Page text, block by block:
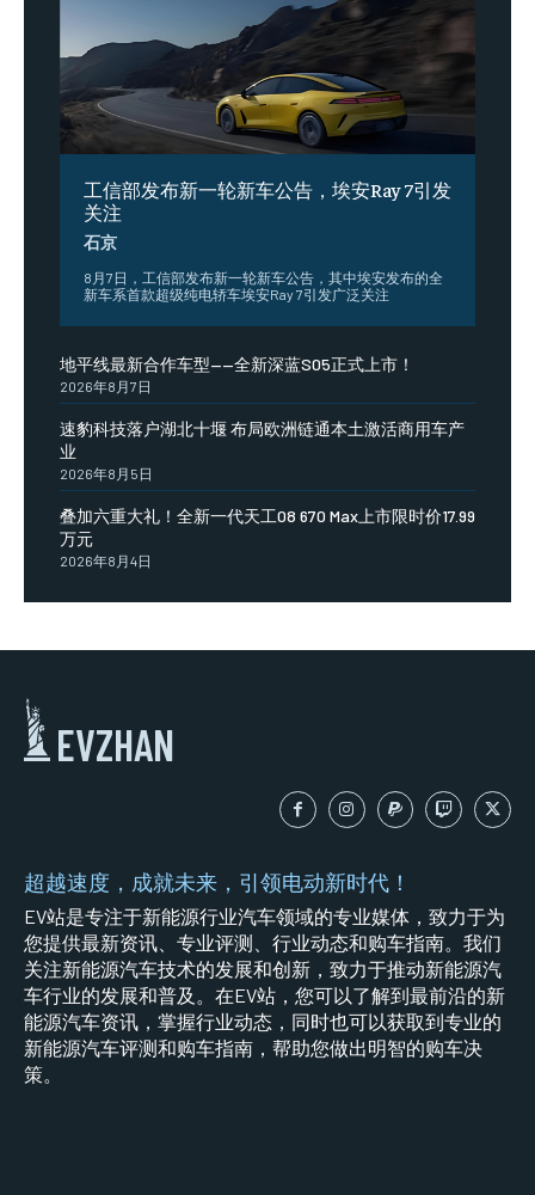
工信部发布新一轮新车公告，埃安Ray 7引发
关注
石京
8月7日，工信部发布新一轮新车公告，其中埃安发布的全
新车系首款超级纯电轿车埃安Ray 7引发广泛关注
地平线最新合作车型——全新深蓝S05正式上市！
2026年8月7日
速豹科技落户湖北十堰 布局欧洲链通本土激活商用车产
业
2026年8月5日
叠加六重大礼！全新一代天工08 670 Max上市限时价17.99
万元
2026年8月4日
EVZHAN
超越速度，成就未来，引领电动新时代！
EV站是专注于新能源行业汽车领域的专业媒体，致力于为
您提供最新资讯、专业评测、行业动态和购车指南。我们
关注新能源汽车技术的发展和创新，致力于推动新能源汽
车行业的发展和普及。在EV站，您可以了解到最前沿的新
能源汽车资讯，掌握行业动态，同时也可以获取到专业的
新能源汽车评测和购车指南，帮助您做出明智的购车决
策。